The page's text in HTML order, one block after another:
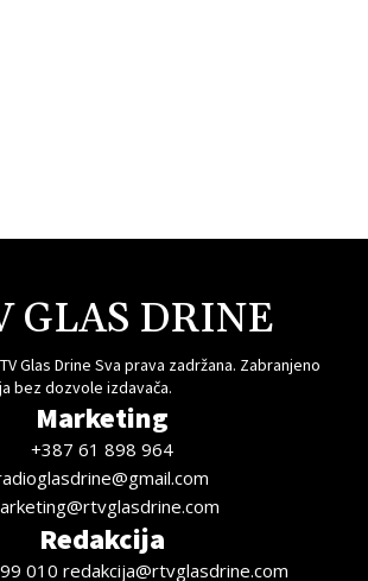
GLAS DRINE
Glas Drine Sva prava zadržana. Zabranjeno
bez dozvole izdavača.
Marketing
+387 61 898 964
Redakcija
010 redakcija@rtvglasdrine.com